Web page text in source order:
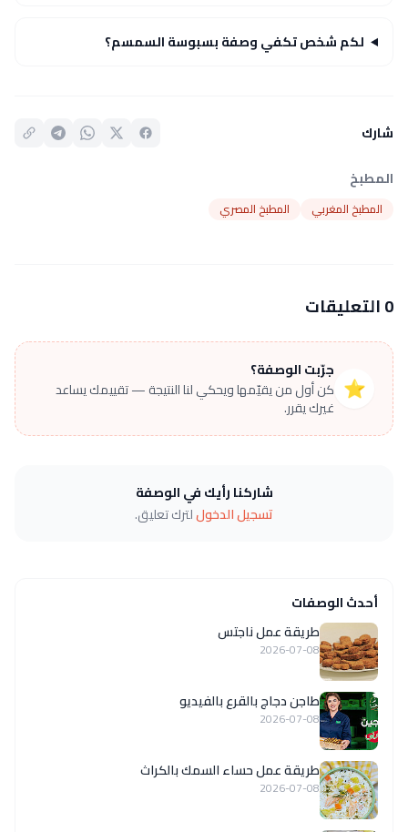
لكم شخص تكفي وصفة بسبوسة السمسم؟
شارك
المطبخ
المطبخ المغربي المطبخ المصري
0 التعليقات
⭐
جرّبت الوصفة؟
كن أول من يقيّمها ويحكي لنا النتيجة — تقييمك يساعد
غيرك يقرر.
شاركنا رأيك في الوصفة
تسجيل الدخوللترك تعليق.
أحدث الوصفات
طريقة عمل ناجتس
2026-07-08
طاجن دجاج بالقرع بالفيديو
2026-07-08
طريقة عمل حساء السمك بالكراث
2026-07-08